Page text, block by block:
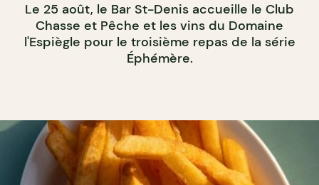
Le 25 août, le Bar St-Denis accueille le Club
Chasse et Pêche et les vins du Domaine
l'Espiègle pour le troisième repas de la série
Éphémère.